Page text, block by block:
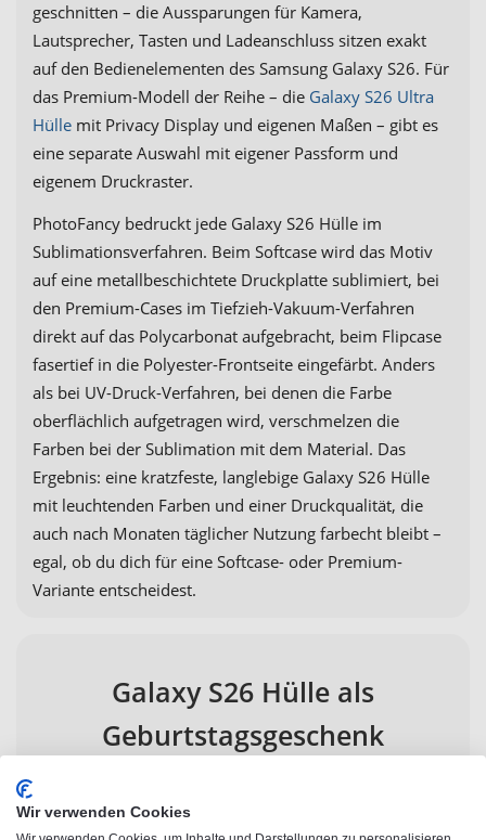
geschnitten – die Aussparungen für Kamera,
Lautsprecher, Tasten und Ladeanschluss sitzen exakt
auf den Bedienelementen des Samsung Galaxy S26. Für
das Premium-Modell der Reihe – die Galaxy S26 Ultra
Hülle mit Privacy Display und eigenen Maßen – gibt es
eine separate Auswahl mit eigener Passform und
eigenem Druckraster.
PhotoFancy bedruckt jede Galaxy S26 Hülle im
Sublimationsverfahren. Beim Softcase wird das Motiv
auf eine metallbeschichtete Druckplatte sublimiert, bei
den Premium-Cases im Tiefzieh-Vakuum-Verfahren
direkt auf das Polycarbonat aufgebracht, beim Flipcase
fasertief in die Polyester-Frontseite eingefärbt. Anders
als bei UV-Druck-Verfahren, bei denen die Farbe
oberflächlich aufgetragen wird, verschmelzen die
Farben bei der Sublimation mit dem Material. Das
Ergebnis: eine kratzfeste, langlebige Galaxy S26 Hülle
mit leuchtenden Farben und einer Druckqualität, die
auch nach Monaten täglicher Nutzung farbecht bleibt –
egal, ob du dich für eine Softcase- oder Premium-
Variante entscheidest.
Galaxy S26 Hülle als
Geburtstagsgeschenk
Wir verwenden Cookies